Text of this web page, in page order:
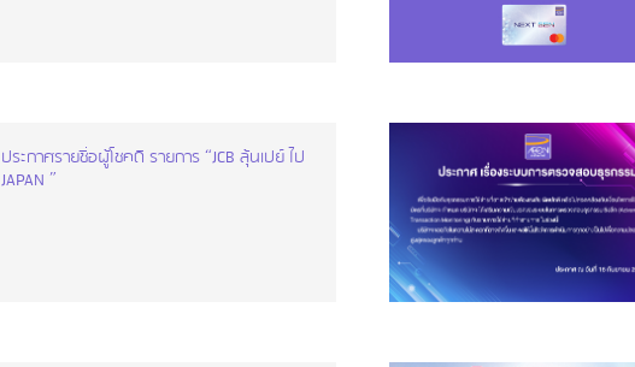
ประกาศรายชื่อผู้โชคดี รายการ “JCB ลุ้นเปย์ ไป
JAPAN ”